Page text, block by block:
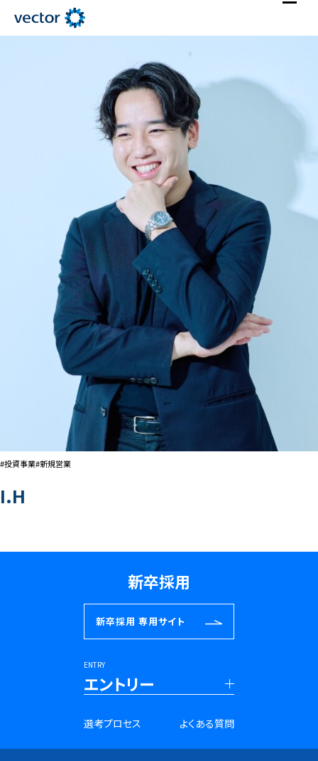
#投資事業#新規営業
I.H
新卒採用
新卒採用 専用サイト
ENTRY
エントリー
■新卒採用
28年卒 PRコンサルタント
選考プロセス よくある質問